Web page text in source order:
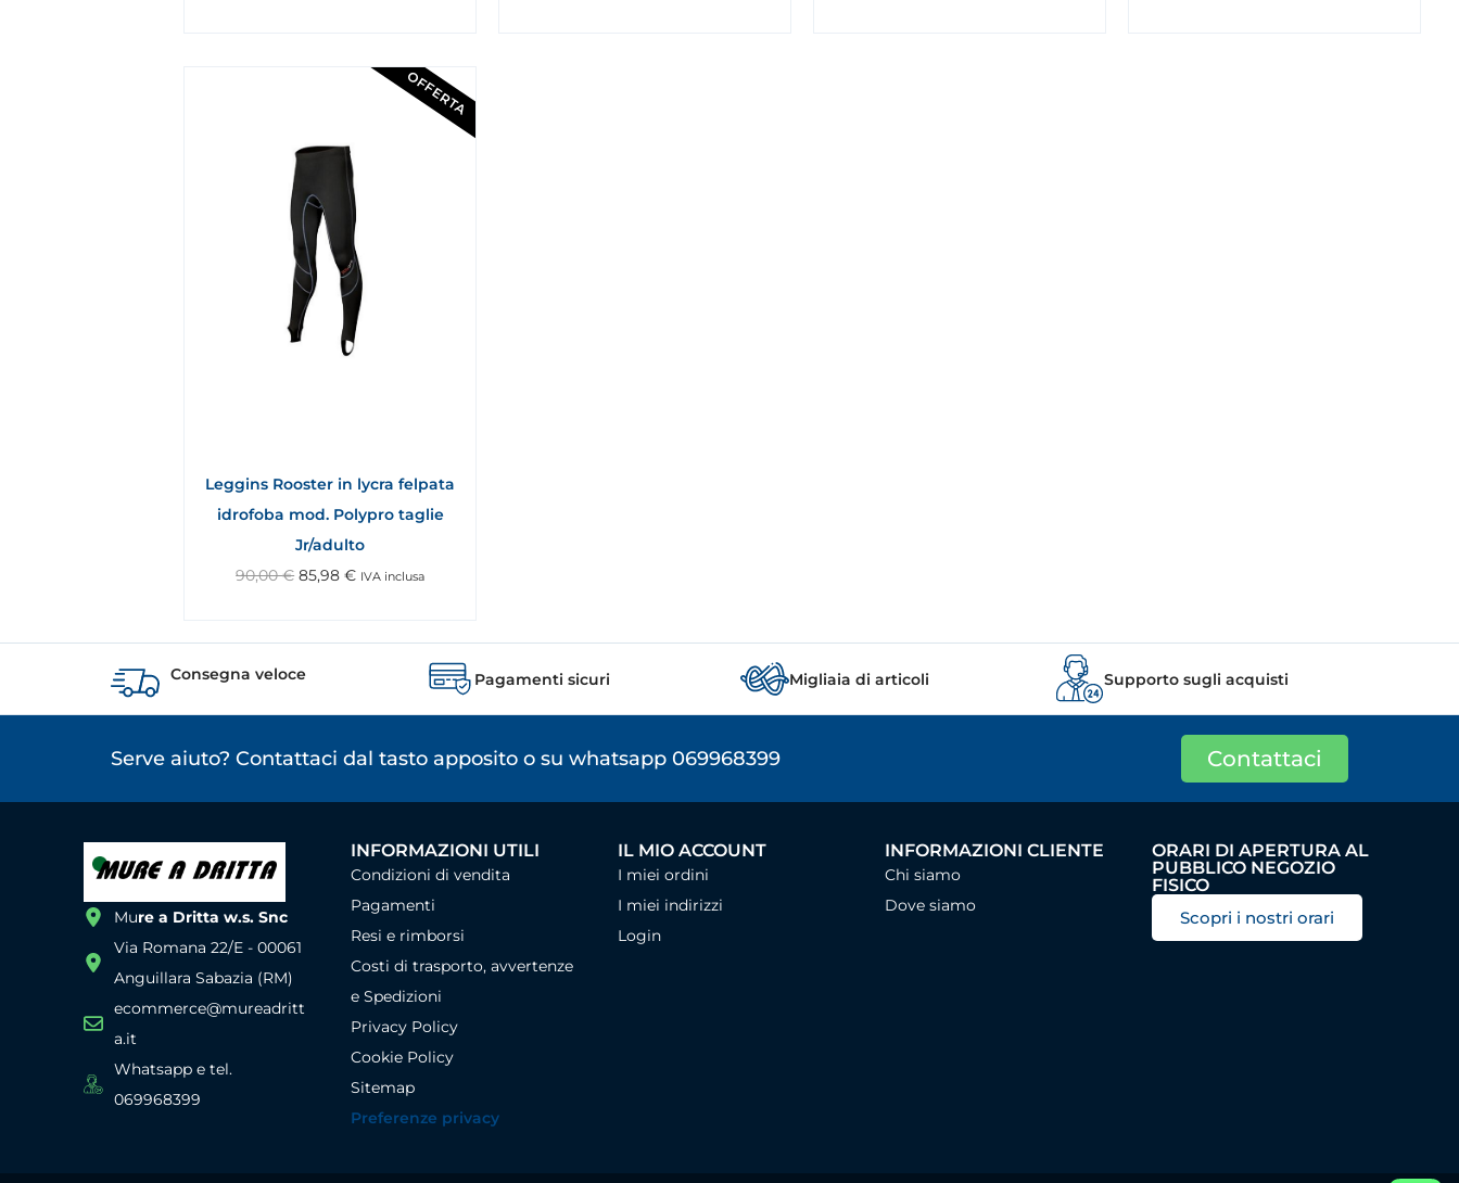
OFFERTA
Leggins Rooster in lycra felpata
idrofoba mod. Polypro taglie
Jr/adulto
90,00€ 85,98€ IVA inclusa
Consegna veloce Pagamenti sicuri Migliaia di articoli Supporto sugli acquisti
Serve aiuto? Contattaci dal tasto apposito o su whatsapp 069968399 Contattaci
Mure a Dritta w.s. Snc
Via Romana 22/E - 00061
Anguillara Sabazia (RM)
ecommerce@mureadritt
a.it
Whatsapp e tel.
069968399
INFORMAZIONI UTILI
Condizioni di vendita
Pagamenti
Resi e rimborsi
Costi di trasporto, avvertenze
e Spedizioni
Privacy Policy
Cookie Policy
Sitemap
Preferenze privacy
IL MIO ACCOUNT
I miei ordini
I miei indirizzi
Login
INFORMAZIONI CLIENTE
Chi siamo
Dove siamo
ORARI DI APERTURA AL
PUBBLICO NEGOZIO
FISICO
Scopri i nostri orari